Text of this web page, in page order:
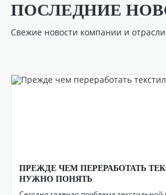
ПОСЛЕДНИЕ
Свежие новости компании и
ПРЕЖДЕ ЧЕМ ПЕРЕРАБОТАТЬ
НУЖНО ПОНЯТЬ